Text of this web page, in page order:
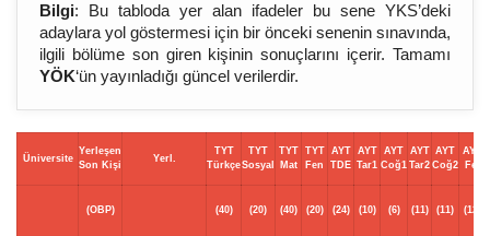
Bilgi: Bu tabloda yer alan ifadeler bu sene YKS’deki
adaylara yol göstermesi için bir önceki senenin sınavında,
ilgili bölüme son giren kişinin sonuçlarını içerir. Tamamı
YÖK‘ün yayınladığı güncel verilerdir.
Üniversite
Yerleşen
Son Kişi
Yerl.
TYT
Türkçe
TYT
Sosyal
TYT
Mat
TYT
Fen
AYT
TDE
AYT
Tar1
AYT
Coğ1
AYT
Tar2
AYT
Coğ2
AYT
Fel
(OBP) (40) (20) (40) (20) (24) (10) (6) (11) (11) (12)